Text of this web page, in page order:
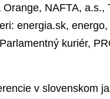
NAFTA,
energia.sk,
kuriér,
v slovenskom